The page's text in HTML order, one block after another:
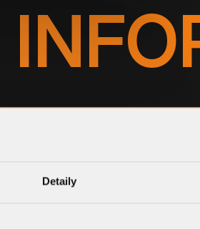
Detaily
MEMBRANES